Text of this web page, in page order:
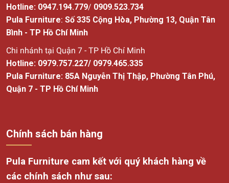
Hotline: 0947.194.779/ 0909.523.734
Pula Furniture: Số 335 Cộng Hòa, Phường 13, Quận Tân
Bình - TP Hồ Chí Minh
Chi nhánh tại Quận 7 - TP Hồ Chí Minh
Hotline: 0979.757.227/ 0979.465.335
Pula Furniture: 85A Nguyễn Thị Thập, Phường Tân Phú,
Quận 7 - TP Hồ Chí Minh
Chính sách bán hàng
Pula Furniture cam kết với quý khách hàng về
các chính sách như sau: